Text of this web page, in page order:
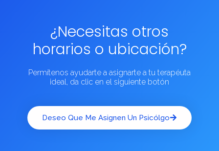
¿Necesitas otros
horarios o ubicación?
Permítenos ayudarte a asignarte a tu terapéuta
ideal, da clic en el siguiente botón
Deseo Que Me Asignen Un Psicólgo